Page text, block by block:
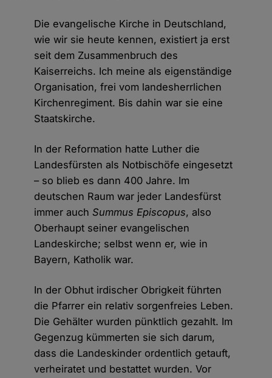
Die evangelische Kirche in Deutschland,
wie wir sie heute kennen, existiert ja erst
seit dem Zusammenbruch des
Kaiserreichs. Ich meine als eigenständige
Organisation, frei vom landesherrlichen
Kirchenregiment. Bis dahin war sie eine
Staatskirche.
In der Reformation hatte Luther die
Landesfürsten als Notbischöfe eingesetzt
– so blieb es dann 400 Jahre. Im
deutschen Raum war jeder Landesfürst
immer auchSummus Episcopus, also
Oberhaupt seiner evangelischen
Landeskirche; selbst wenn er, wie in
Bayern, Katholik war.
In der Obhut irdischer Obrigkeit führten
die Pfarrer ein relativ sorgenfreies Leben.
Die Gehälter wurden pünktlich gezahlt. Im
Gegenzug kümmerten sie sich darum,
dass die Landeskinder ordentlich getauft,
verheiratet und bestattet wurden. Vor